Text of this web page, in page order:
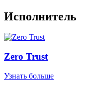
Исполнитель
Zero Trust
Узнать больше